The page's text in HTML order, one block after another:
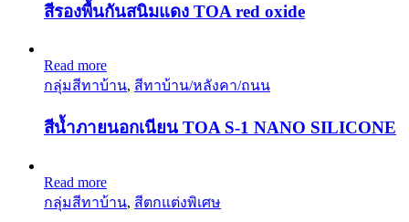
สีรองพื้นกันสนิมแดง TOA red oxide
Read more
กลุ่มสีทาบ้าน, สีทาบ้าน/หลังคา/ถนน
สีน้ำภายนอกเนียน TOA S-1 NANO SILICONE
Read more
กลุ่มสีทาบ้าน, สีตกแต่งพิเศษ